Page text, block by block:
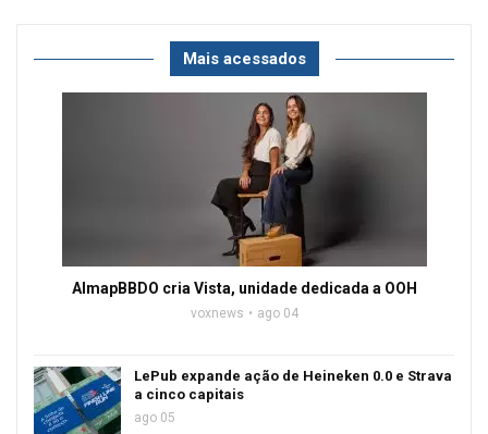
Mais acessados
AlmapBBDO cria Vista, unidade dedicada a OOH
voxnews ago 04
LePub expande ação de Heineken 0.0 e Strava
a cinco capitais
ago 05